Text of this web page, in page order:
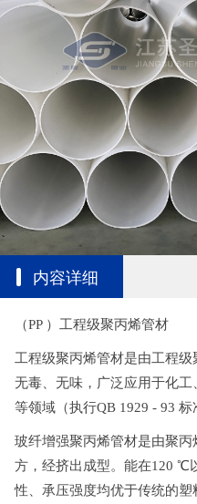
内容详细
（PP ）工程级聚丙烯管材
工程级聚丙烯管材是由工程
无毒、无味，广泛应用于化
等领域（执行QB 1929 - 93 标
玻纤增强聚丙烯管材是由聚
方，经挤出成型。能在120 ℃
性、承压强度均优于传统的